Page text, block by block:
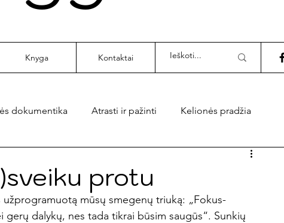
Knyga Kontaktai
dokumentika Atrasti ir pažinti Kelionės pradžia
Kitokie žodžiai
protu
mūsų smegenų triuką: „Fokus-
dalykų, nes tada tikrai būsim saugūs“. Sunkių